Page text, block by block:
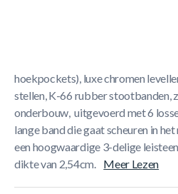
hoekpockets), luxe chromen
stellen, K-66 rubber stootbanden,
onderbouw, uitgevoerd met 6
lange band die gaat scheuren in
een hoogwaardige 3-delige
dikte van 2,54cm. Meer Lezen